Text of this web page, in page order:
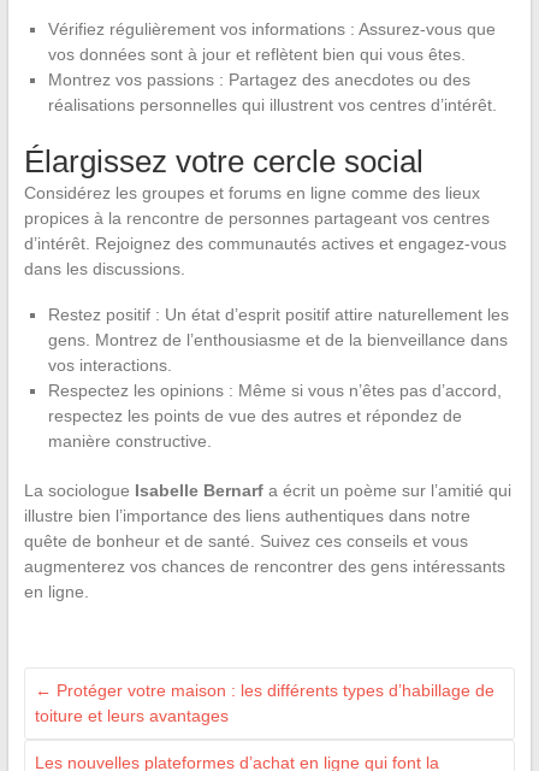
Vérifiez régulièrement vos informations : Assurez-vous que
vos données sont à jour et reflètent bien qui vous êtes.
Montrez vos passions : Partagez des anecdotes ou des
réalisations personnelles qui illustrent vos centres d’intérêt.
Élargissez votre cercle social
Considérez les groupes et forums en ligne comme des lieux
propices à la rencontre de personnes partageant vos centres
d’intérêt. Rejoignez des communautés actives et engagez-vous
dans les discussions.
Restez positif : Un état d’esprit positif attire naturellement les
gens. Montrez de l’enthousiasme et de la bienveillance dans
vos interactions.
Respectez les opinions : Même si vous n’êtes pas d’accord,
respectez les points de vue des autres et répondez de
manière constructive.
La sociologue Isabelle Bernarfa écrit un poème sur l’amitié qui
illustre bien l’importance des liens authentiques dans notre
quête de bonheur et de santé. Suivez ces conseils et vous
augmenterez vos chances de rencontrer des gens intéressants
en ligne.
← Protéger votre maison : les différents types d’habillage de
toiture et leurs avantages
Les nouvelles plateformes d’achat en ligne qui font la